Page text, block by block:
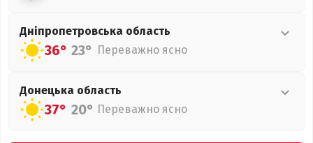
Дніпропетровська область
36° 23° Переважно ясно
Донецька область
37° 20° Переважно ясно